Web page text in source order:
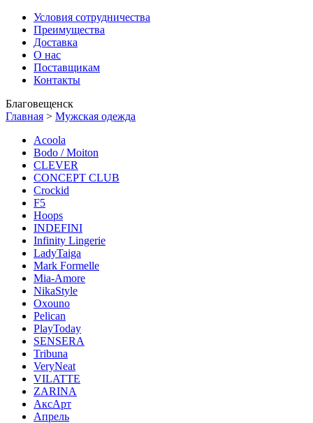
Условия сотрудничества
Преимущества
Доставка
О нас
Поставщикам
Контакты
Благовещенск
Главная > Мужская одежда
Acoola
Bodo / Moiton
CLEVER
CONCEPT CLUB
Crockid
F5
Hoops
INDEFINI
Infinity Lingerie
LadyTaiga
Mark Formelle
Mia-Amore
NikaStyle
Oxouno
Pelican
PlayToday
SENSERA
Tribuna
VeryNeat
VILATTE
ZARINA
АксАрт
Апрель